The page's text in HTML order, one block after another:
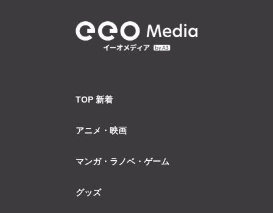
TOP 新着
アニメ・映画
マンガ・ラノベ・ゲーム
グッズ